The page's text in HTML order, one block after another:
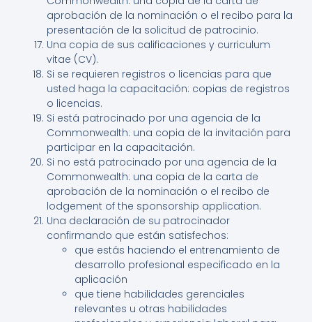
aprobación de la nominación o el recibo para la
presentación de la solicitud de patrocinio.
Una copia de sus calificaciones y curriculum
vitae (CV).
Si se requieren registros o licencias para que
usted haga la capacitación: copias de registros
o licencias.
Si está patrocinado por una agencia de la
Commonwealth: una copia de la invitación para
participar en la capacitación.
Si no está patrocinado por una agencia de la
Commonwealth: una copia de la carta de
aprobación de la nominación o el recibo de
lodgement of the sponsorship application.
Una declaración de su patrocinador
confirmando que están satisfechos:
que estás haciendo el entrenamiento de
desarrollo profesional especificado en la
aplicación
que tiene habilidades gerenciales
relevantes u otras habilidades